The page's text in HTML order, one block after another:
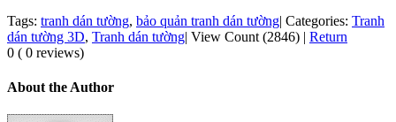
Tags: tranh dán tường, bảo quản tranh dán tường| Categories: Tranh
dán tường 3D, Tranh dán tường| View Count (2846) | Return
0 ( 0 reviews)
About the Author